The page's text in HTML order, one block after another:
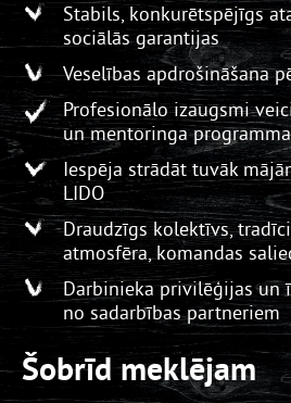
Stabils, konkurētspējīgs
sociālās garantijas
Veselības apdrošināšana
Profesionālo izaugsmi
un mentoringa programma
Iespēja strādāt tuvāk
LIDO
Draudzīgs kolektīvs,
atmosfēra, komandas
Darbinieka privilēģijas un
no sadarbības partneriem
Šobrīd meklējam